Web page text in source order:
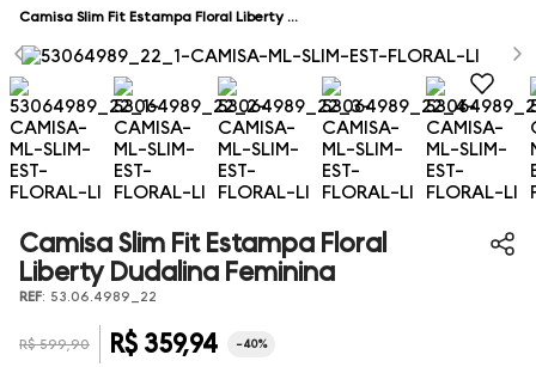
Camisa Slim Fit Estampa Floral Liberty Dudalina Feminina
Camisa Slim Fit Estampa Floral
Liberty Dudalina Feminina
REF: 53.06.4989_22
R$ 599,90 R$ 359,94 -40%